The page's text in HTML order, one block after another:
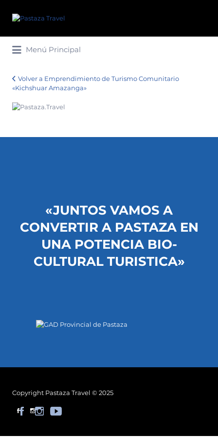
por:
Menú Principal
Volver a Emprendimiento de Turismo Comunitario
«Kichshuar Amazanga»
«JUNTOS VAMOS A
CONVERTIR A PASTAZA EN
UNA POTENCIA BIO-
CULTURAL TURISTICA»
Copyright Pastaza Travel © 2025